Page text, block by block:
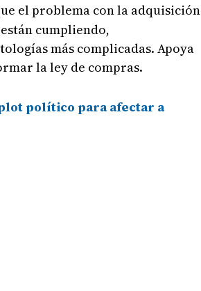
el problema con la adquisición
cumpliendo,
más complicadas. Apoya
la ley de compras.
político para afectar a